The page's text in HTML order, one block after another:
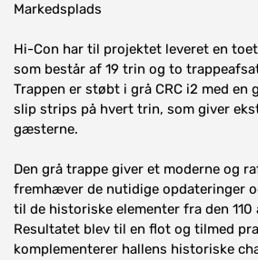
Markedsplads
Hi-Con har til projektet leveret en
som består af 19 trin og to
Trappen er støbt i grå CRC i2 med en
slip strips på hvert trin, som giver
gæsterne.
Den grå trappe giver et moderne og
fremhæver de nutidige opdateringer
til de historiske elementer fra den 110
Resultatet blev til en flot og tilmed
komplementerer hallens historiske